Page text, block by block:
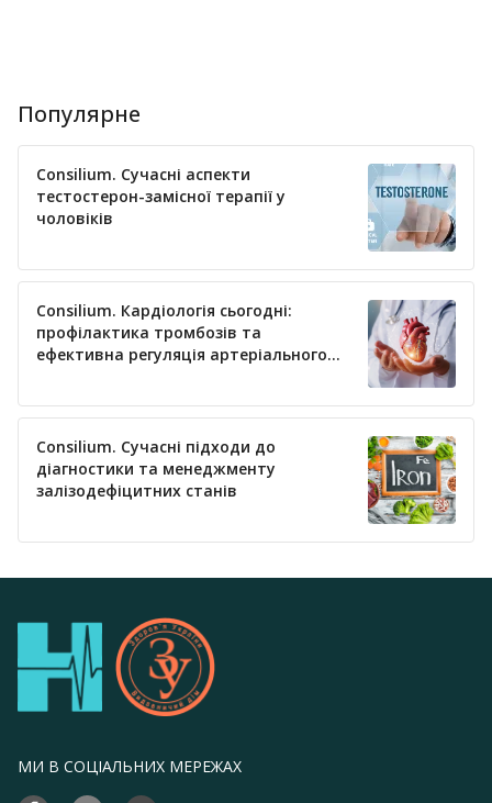
Популярне
Consilium. Сучасні аспекти
тестостерон-замісної терапії у
чоловіків
Consilium. Кардіологія сьогодні:
профілактика тромбозів та
ефективна регуляція артеріального
Consilium. Сучасні підходи до
діагностики та менеджменту
залізодефіцитних станів
МИ В СОЦІАЛЬНИХ МЕРЕЖАХ